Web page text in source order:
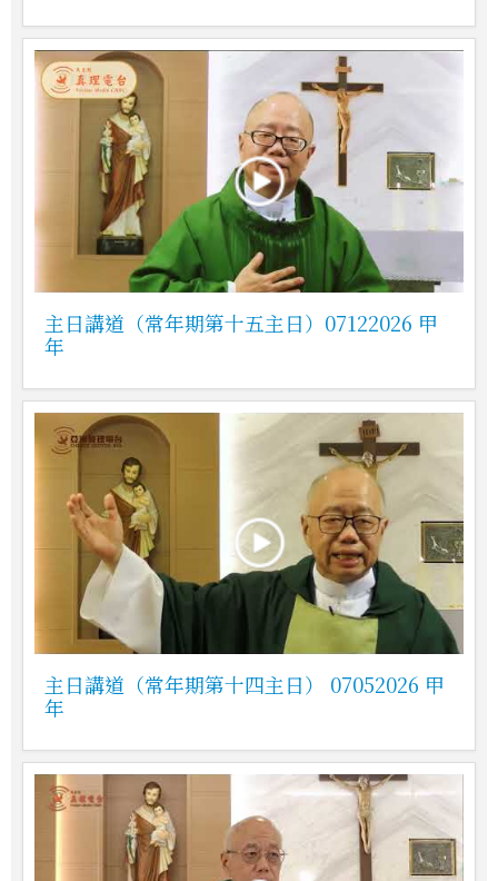
主日講道（常年期第十五主日）07122026 甲
年
主日講道（常年期第十四主日） 07052026 甲
年